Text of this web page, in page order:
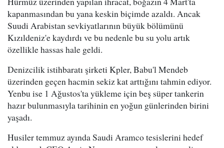
kapanmasından bu yana keskin biçimde azaldı. Ancak
Suudi Arabistan sevkiyatlarının büyük bölümünü
Kızıldeniz'e kaydırdı ve bu nedenle bu su yolu artık
özellikle hassas hale geldi.
Denizcilik istihbaratı şirketi Kpler, Babu'l Mendeb
üzerinden geçen hacmin sekiz kat arttığını tahmin ediyor.
Yenbu ise 1 Ağustos'ta yükleme için beş süper tankerin
hazır bulunmasıyla tarihinin en yoğun günlerinden birini
yaşadı.
Husiler temmuz ayında Saudi Aramco tesislerini hedef